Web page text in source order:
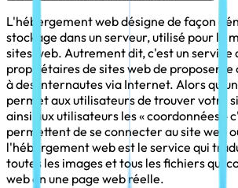
L'hébergement web désigne de façon
stockage dans un serveur, utilisé pour la
sites web. Autrement dit, c'est un service
propriétaires de sites web de proposer le
à des internautes via Internet. Alors
permet aux utilisateurs de trouver votre
ainsi aux utilisateurs les « coordonnées »
permettent de se connecter au site web
l'hébergement web est le service qui
toutes les images et tous les fichiers qui
web en une page web réelle.